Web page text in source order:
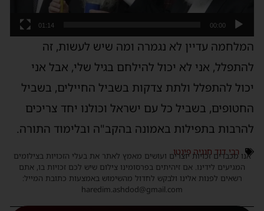
00:00
01:14
המלחמה עדיין לא נגמרה ומה שיש לעשות, זה
להתפלל, אני לא יכול להילחם בגיל שלי, אבל אני
יכול להתפלל ולתת צדקות בשביל החיילים, בשביל
החטופים, בשביל כל עם ישראל וכולנו יחד צריכים
להרבות בתפילות באמונה בהקב"ה ובלימוד התורה.
רבי דוד חנניה פינטו
אנו מכבדים זכויות יוצרים ועושים מאמץ לאתר את בעלי הזכויות בצילומים
המגיעים לידינו. אם זיהיתים בפרסומינו צילום שיש לכם זכויות בו, אתם
רשאים לפנות אלינו ולבקש לחדול מהשימוש באמצעות כתובת המייל:
haredim.ashdod@gmail.com